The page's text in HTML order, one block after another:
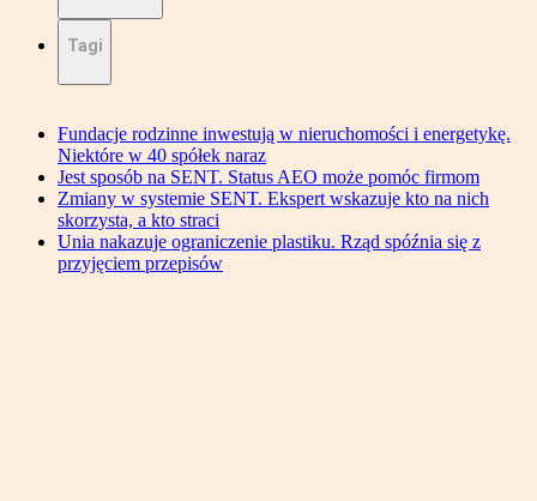
Tagi
Fundacje rodzinne inwestują w nieruchomości i energetykę.
Niektóre w 40 spółek naraz
Jest sposób na SENT. Status AEO może pomóc firmom
Zmiany w systemie SENT. Ekspert wskazuje kto na nich
skorzysta, a kto straci
Unia nakazuje ograniczenie plastiku. Rząd spóźnia się z
przyjęciem przepisów